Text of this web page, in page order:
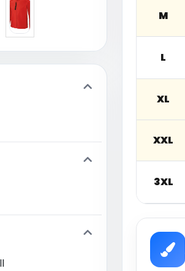
M
L
XL
XXL
3XL